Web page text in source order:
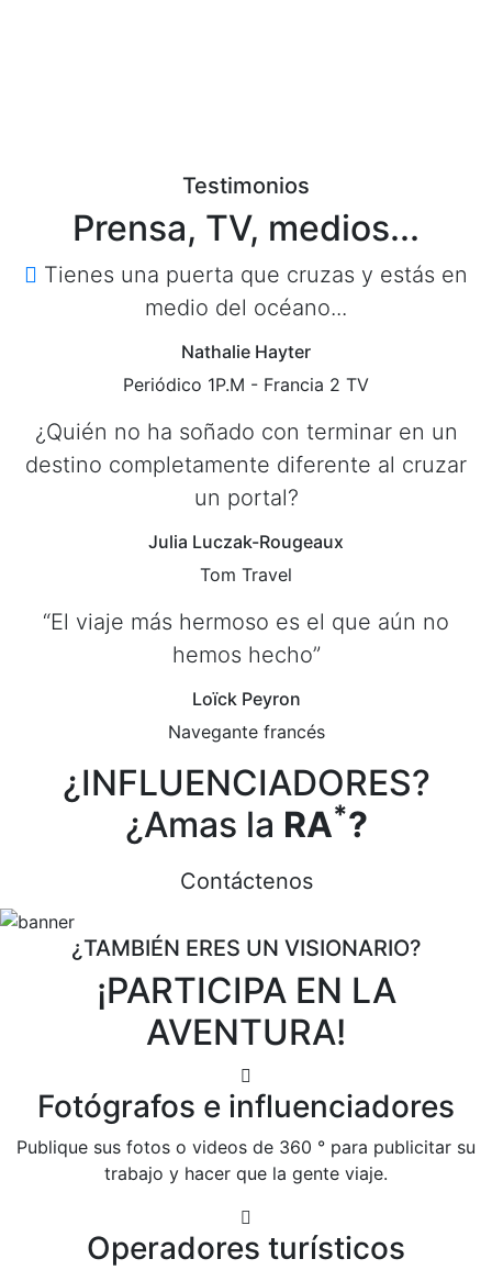
Testimonios
Prensa, TV, medios...
Tienes una puerta que cruzas y estás en
medio del océano...
Nathalie Hayter
Periódico 1P.M - Francia 2 TV
¿Quién no ha soñado con terminar en un
destino completamente diferente al cruzar
un portal?
Julia Luczak-Rougeaux
Tom Travel
“El viaje más hermoso es el que aún no
hemos hecho”
Loïck Peyron
Navegante francés
¿INFLUENCIADORES?
¿Amas la RA*?
Contáctenos
¿TAMBIÉN ERES UN VISIONARIO?
¡PARTICIPA EN LA
AVENTURA!
Fotógrafos e influenciadores
Publique sus fotos o videos de 360 ​​° para publicitar su
trabajo y hacer que la gente viaje.
Operadores turísticos